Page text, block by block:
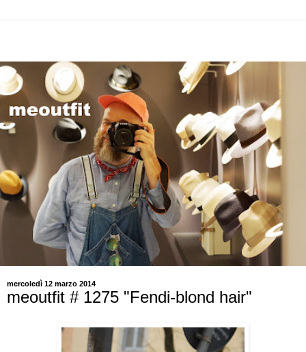
mercoledì 12 marzo 2014
meoutfit # 1275 "Fendi-blond hair"